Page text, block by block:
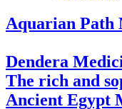
Aquarian Path
Dendera
The rich and
Ancient Egypt